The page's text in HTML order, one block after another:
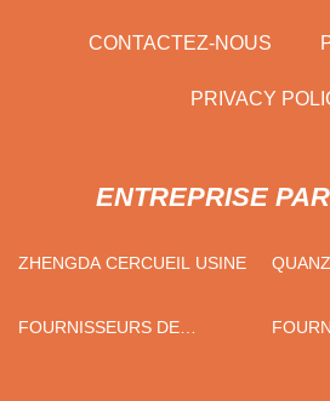
CONTACTEZ-NOUS
PRIVACY
ENTREPRISE
ZHENGDA CERCUEIL USINE
QUANZHOU
FOURNISSEURS DE